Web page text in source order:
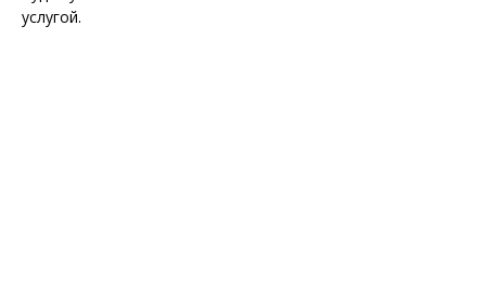
услугой.